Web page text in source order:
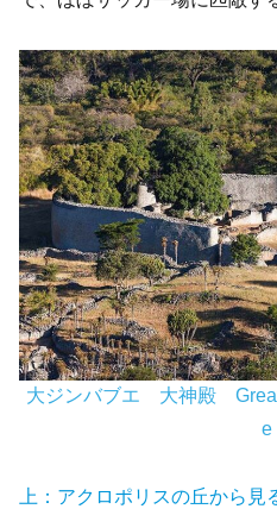
大ジンバブエ 大神殿
e
上：アクロポリスの丘から見